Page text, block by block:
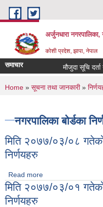
Skip to main content
अर्जुनधारा नगरपालिका,
कोशी प्रदेश, झापा, नेपाल
समाचार मौजुदा सूचि दर्ता
You are here
Home » सूचना तथा जानकारी»
नगरपालिका बोर्डका
मिति २०७७/०३/०८
निर्णयहरु
Read more
मिति २०७७/०३/०१
निर्णयहरु